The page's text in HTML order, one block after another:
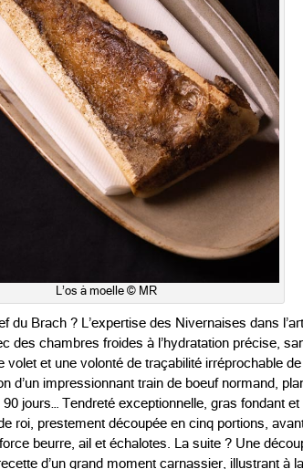
L’os à moelle © MR
du Brach ? L’expertise des Nivernaises dans
des chambres froides à l’hydratation précise,
et une volonté de traçabilité irréprochable de
d’un impressionnant train de boeuf normand,
jours… Tendreté exceptionnelle, gras fondant
roi, prestement découpée en cinq portions,
beurre, ail et échalotes. La suite ? Une
d’un grand moment carnassier, illustrant à